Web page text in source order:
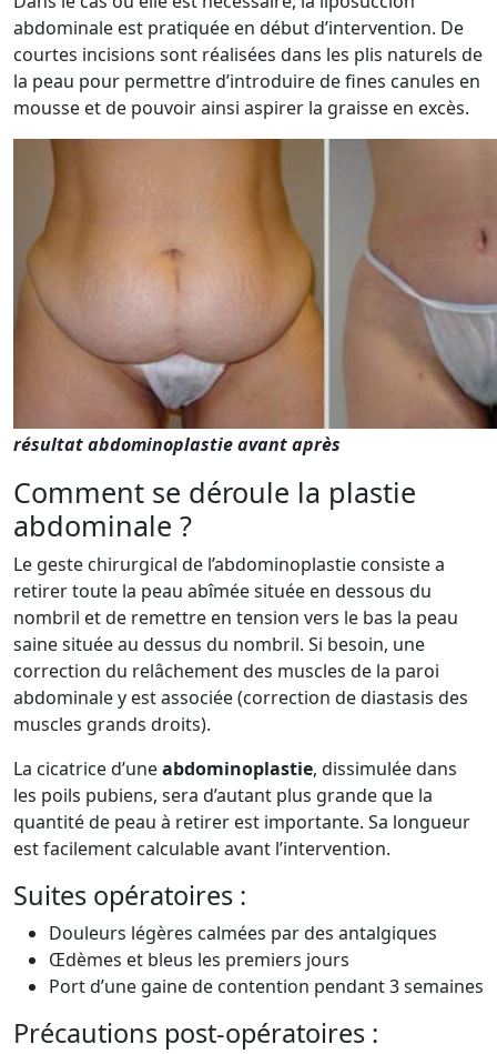
abdominale est pratiquée en début d’intervention. De
courtes incisions sont réalisées dans les plis naturels de
la peau pour permettre d’introduire de fines canules en
mousse et de pouvoir ainsi aspirer la graisse en excès.
résultat abdominoplastie avant après
Comment se déroule la plastie
abdominale ?
Le geste chirurgical de l’abdominoplastie consiste a
retirer toute la peau abîmée située en dessous du
nombril et de remettre en tension vers le bas la peau
saine située au dessus du nombril. Si besoin, une
correction du relâchement des muscles de la paroi
abdominale y est associée (correction de diastasis des
muscles grands droits).
La cicatrice d’uneabdominoplastie, dissimulée dans
les poils pubiens, sera d’autant plus grande que la
quantité de peau à retirer est importante. Sa longueur
est facilement calculable avant l’intervention.
Suites opératoires :
Douleurs légères calmées par des antalgiques
Œdèmes et bleus les premiers jours
Port d’une gaine de contention pendant 3 semaines
Précautions post-opératoires :